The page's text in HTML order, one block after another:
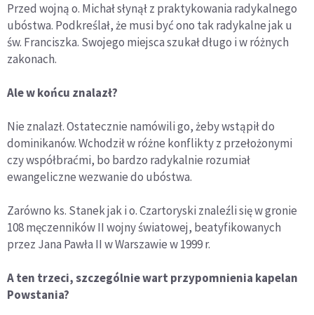
Przed wojną o. Michał słynął z praktykowania radykalnego
ubóstwa. Podkreślał, że musi być ono tak radykalne jak u
św. Franciszka. Swojego miejsca szukał długo i w różnych
zakonach.
Ale w końcu znalazł?
Nie znalazł. Ostatecznie namówili go, żeby wstąpił do
dominikanów. Wchodził w różne konflikty z przełożonymi
czy współbraćmi, bo bardzo radykalnie rozumiał
ewangeliczne wezwanie do ubóstwa.
Zarówno ks. Stanek jak i o. Czartoryski znaleźli się w gronie
108 męczenników II wojny światowej, beatyfikowanych
przez Jana Pawła II w Warszawie w 1999 r.
A ten trzeci, szczególnie wart przypomnienia kapelan
Powstania?